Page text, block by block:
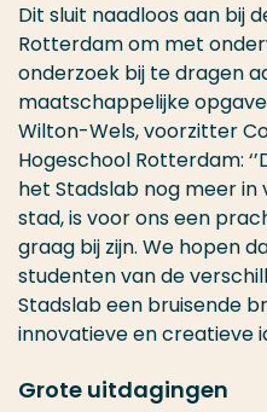
Dit sluit naadloos aan bij
Rotterdam om met
onderzoek bij te dragen
maatschappelijke
Wilton-Wels, voorzitter
Hogeschool Rotterdam:
het Stadslab nog meer
stad, is voor ons een
graag bij zijn. We hopen
studenten van de
Stadslab een bruisende
innovatieve en creatieve
Grote uitdagingen